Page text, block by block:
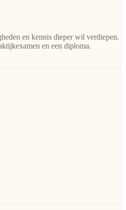
en kennis dieper wil verdiepen.
en een diploma.